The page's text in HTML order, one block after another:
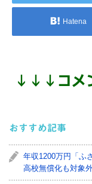
Hatena
↓ ↓ ↓ コ
おすすめ記事
年収1200万円「ふ
高校無償化も対象